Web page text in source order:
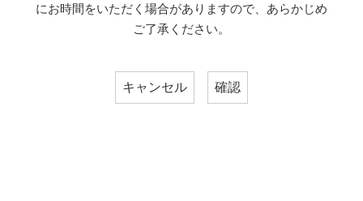
にお時間をいただく場合がありますので、あらかじめ
ご了承ください。